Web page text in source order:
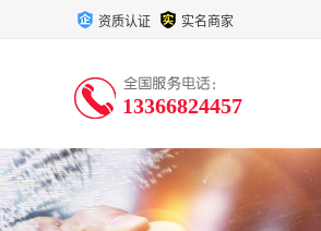
资质认证 实名商家
13366824457